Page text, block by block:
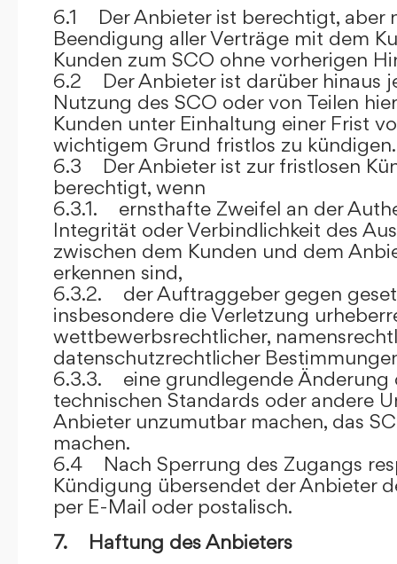
6.1 Der Anbieter ist berechtigt, aber
Beendigung aller Verträge mit dem
Kunden zum SCO ohne vorherigen
6.2 Der Anbieter ist darüber hinaus
Nutzung des SCO oder von Teilen
Kunden unter Einhaltung einer Frist
wichtigem Grund fristlos zu kündigen.
6.3 Der Anbieter ist zur fristlosen
berechtigt, wenn
6.3.1. ernsthafte Zweifel an der
Integrität oder Verbindlichkeit des
zwischen dem Kunden und dem
erkennen sind,
6.3.2. der Auftraggeber gegen
insbesondere die Verletzung
wettbewerbsrechtlicher,
datenschutzrechtlicher
6.3.3. eine grundlegende Änderung
technischen Standards oder andere
Anbieter unzumutbar machen, das
machen.
6.4 Nach Sperrung des Zugangs
Kündigung übersendet der Anbieter
per E-Mail oder postalisch.
7. Haftung des Anbieters